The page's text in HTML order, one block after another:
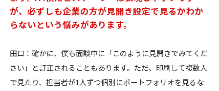
が、必ずしも企業の方が見開き設定で見るかわか
らないという悩みがあります。
田口：確かに、僕も面談中に「このように見開きでみてくだ
さい」と訂正されることもあります。ただ、印刷して複数人
で見たり、担当者が1人ずつ個別にポートフォリオを見るな